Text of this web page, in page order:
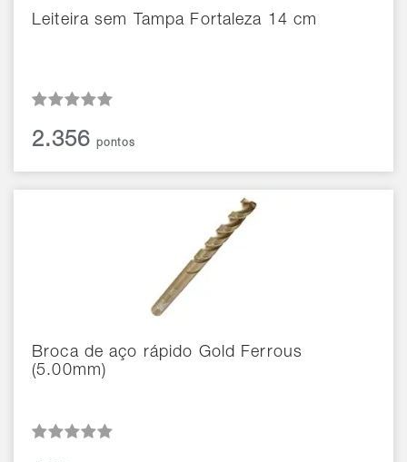
Leiteira sem Tampa Fortaleza 14 cm
2.356pontos
Broca de aço rápido Gold Ferrous
(5.00mm)